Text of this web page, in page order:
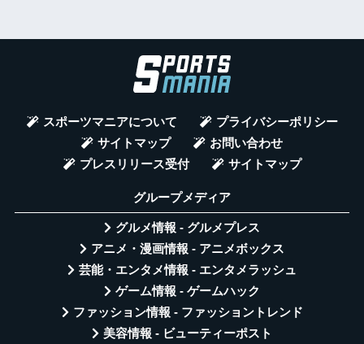
スポーツマニアについて
プライバシーポリシー
サイトマップ
お問い合わせ
プレスリリース受付
サイトマップ
グループメディア
グルメ情報 - グルメプレス
アニメ・漫画情報 - アニメボックス
芸能・エンタメ情報 - エンタメラッシュ
ゲーム情報 - ゲームハック
ファッション情報 - ファッショントレンド
美容情報 - ビューティーポスト